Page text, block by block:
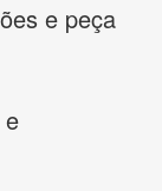
e peça